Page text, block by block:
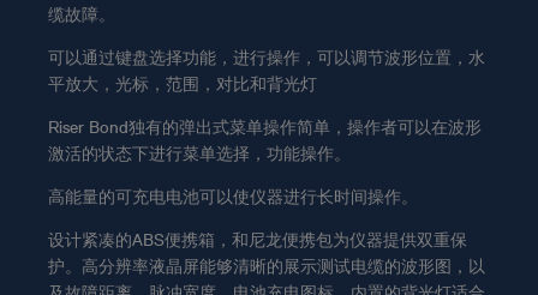
缆故障。
可以通过键盘选择功能，进行操作，可以调节波形位置，水
平放大，光标，范围，对比和背光灯
Riser Bond独有的弹出式菜单操作简单，操作者可以在波形
激活的状态下进行菜单选择，功能操作。
高能量的可充电电池可以使仪器进行长时间操作。
设计紧凑的ABS便携箱，和尼龙便携包为仪器提供双重保
护。高分辨率液晶屏能够清晰的展示测试电缆的波形图，以